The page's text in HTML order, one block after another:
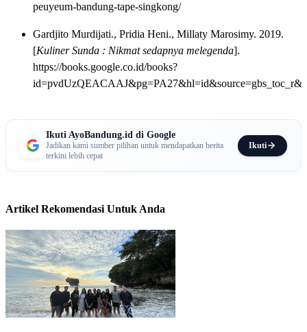
peuyeum-bandung-tape-singkong/
Gardjito Murdijati., Pridia Heni., Millaty Marosimy. 2019.
[Kuliner Sunda : Nikmat sedapnya melegenda].
https://books.google.co.id/books?
Ikuti AyoBandung.id di Google
Jadikan kami sumber pilihan untuk mendapatkan berita
terkini lebih cepat
Ikuti
Artikel Rekomendasi Untuk Anda